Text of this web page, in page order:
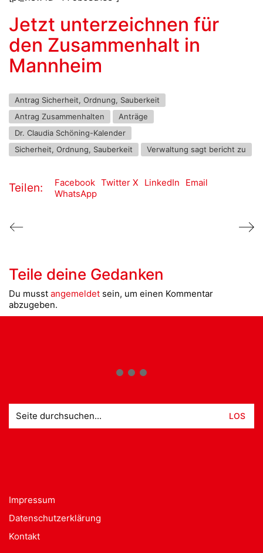
Jetzt unterzeichnen für
den Zusammenhalt in
Mannheim
Antrag Sicherheit, Ordnung, Sauberkeit
Antrag Zusammenhalten
Anträge
Dr. Claudia Schöning-Kalender
Sicherheit, Ordnung, Sauberkeit
Verwaltung sagt bericht zu
Teilen: Facebook Twitter X LinkedIn
Email
WhatsApp
Teile deine Gedanken
Du musst angemeldet sein, um einen Kommentar
abzugeben.
nach:
Impressum
Datenschutzerklärung
Kontakt